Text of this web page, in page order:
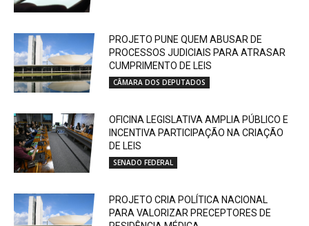
PROJETO PUNE QUEM ABUSAR DE
PROCESSOS JUDICIAIS PARA ATRASAR
CUMPRIMENTO DE LEIS
CÂMARA DOS DEPUTADOS
OFICINA LEGISLATIVA AMPLIA PÚBLICO E
INCENTIVA PARTICIPAÇÃO NA CRIAÇÃO
DE LEIS
SENADO FEDERAL
PROJETO CRIA POLÍTICA NACIONAL
PARA VALORIZAR PRECEPTORES DE